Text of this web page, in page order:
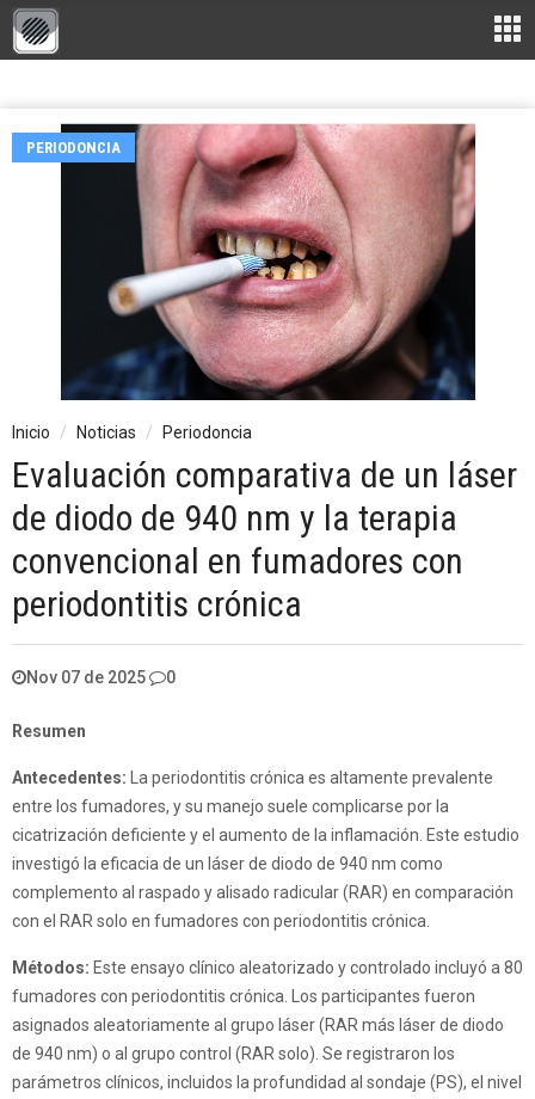
PERIODONCIA
Inicio Noticias Periodoncia
Evaluación comparativa de un láser
de diodo de 940 nm y la terapia
convencional en fumadores con
periodontitis crónica
Nov 07 de 2025 0
Resumen
Antecedentes: La periodontitis crónica es altamente prevalente
entre los fumadores, y su manejo suele complicarse por la
cicatrización deficiente y el aumento de la inflamación. Este estudio
investigó la eficacia de un láser de diodo de 940 nm como
complemento al raspado y alisado radicular (RAR) en comparación
con el RAR solo en fumadores con periodontitis crónica.
Métodos: Este ensayo clínico aleatorizado y controlado incluyó a 80
fumadores con periodontitis crónica. Los participantes fueron
asignados aleatoriamente al grupo láser (RAR más láser de diodo
de 940 nm) o al grupo control (RAR solo). Se registraron los
parámetros clínicos, incluidos la profundidad al sondaje (PS), el nivel